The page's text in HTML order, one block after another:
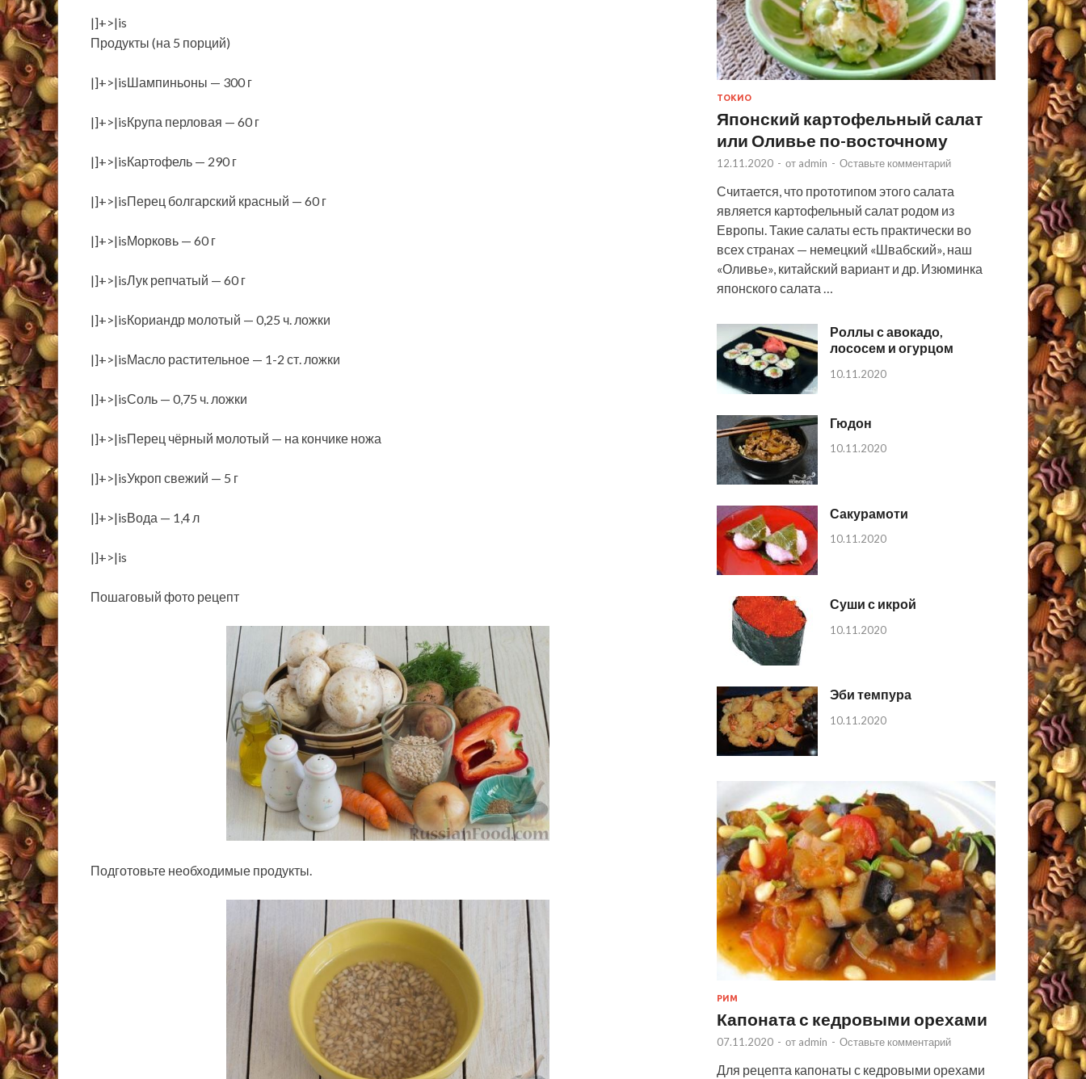
|]+>|is
Продукты (на 5 порций)
|]+>|isШампиньоны — 300 г
|]+>|isКрупа перловая — 60 г
|]+>|isКартофель — 290 г
|]+>|isПерец болгарский красный — 60 г
|]+>|isМорковь — 60 г
|]+>|isЛук репчатый — 60 г
|]+>|isКориандр молотый — 0,25 ч. ложки
|]+>|isМасло растительное — 1-2 ст. ложки
|]+>|isСоль — 0,75 ч. ложки
|]+>|isПерец чёрный молотый — на кончике ножа
|]+>|isУкроп свежий — 5 г
|]+>|isВода — 1,4 л
|]+>|is
Пошаговый фото рецепт
Подготовьте необходимые продукты.
ТОКИО
Японский картофельный салат
или Оливье по-восточному
12.11.2020 - от admin - Оставьте комментарий
Считается, что прототипом этого салата
является картофельный салат родом из
Европы. Такие салаты есть практически во
всех странах — немецкий «Швабский», наш
«Оливье», китайский вариант и др. Изюминка
японского салата …
Роллы с авокадо,
лососем и огурцом
10.11.2020
Гюдон
10.11.2020
Сакурамоти
10.11.2020
Суши с икрой
10.11.2020
Эби темпура
10.11.2020
РИМ
Капоната с кедровыми орехами
07.11.2020 - от admin - Оставьте комментарий
Для рецепта капонаты с кедровыми орехами